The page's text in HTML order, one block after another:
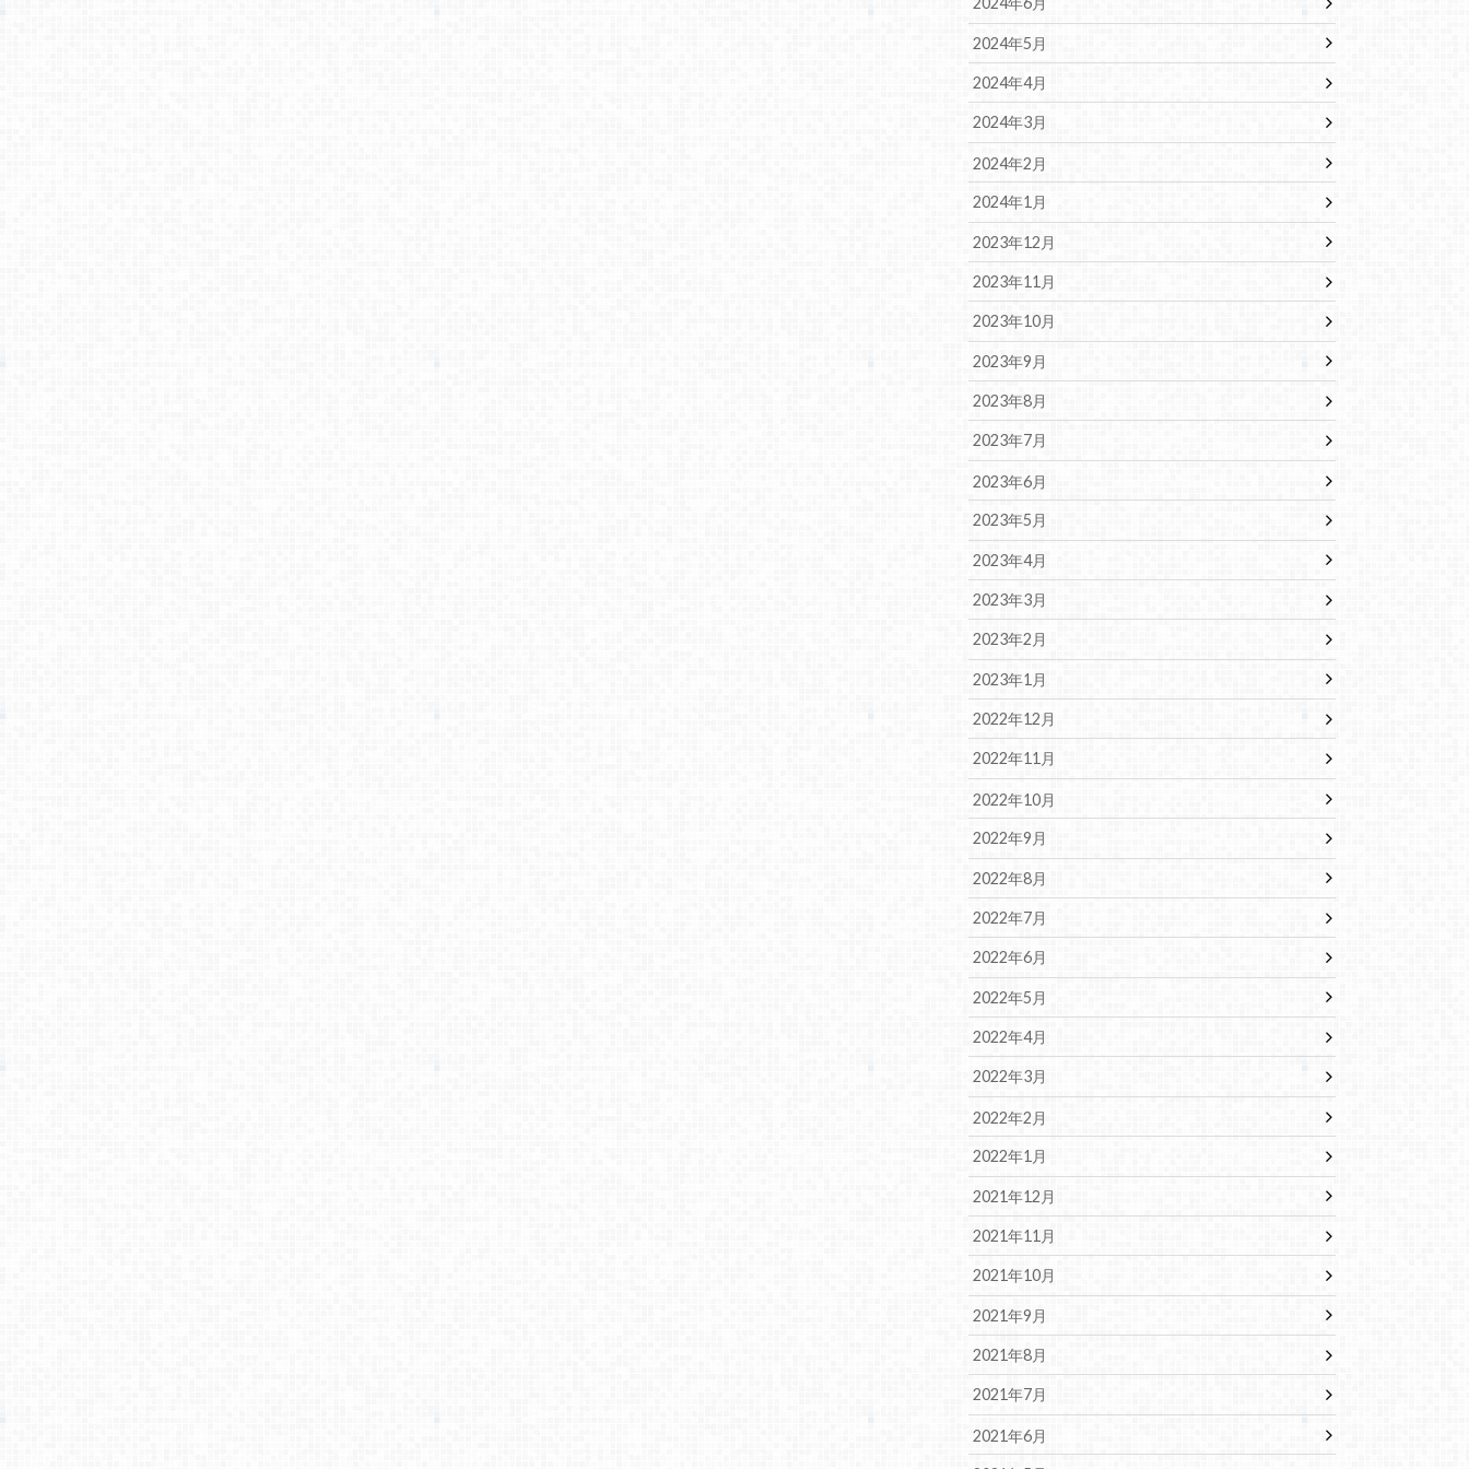
2024年5月
2024年4月
2024年3月
2024年2月
2024年1月
2023年12月
2023年11月
2023年10月
2023年9月
2023年8月
2023年7月
2023年6月
2023年5月
2023年4月
2023年3月
2023年2月
2023年1月
2022年12月
2022年11月
2022年10月
2022年9月
2022年8月
2022年7月
2022年6月
2022年5月
2022年4月
2022年3月
2022年2月
2022年1月
2021年12月
2021年11月
2021年10月
2021年9月
2021年8月
2021年7月
2021年6月